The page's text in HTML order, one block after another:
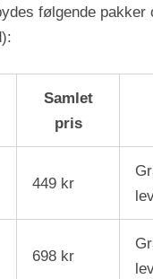
følgende pakker
Samlet
pris
449 kr
698 kr